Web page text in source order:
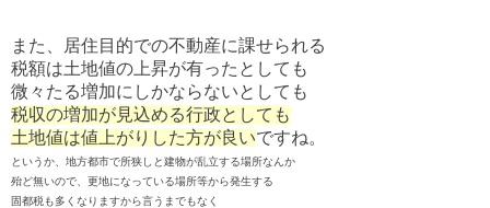
また、居住目的での不動産に課せられる
税額は土地値の上昇が有ったとしても
微々たる増加にしかならないとしても
税収の増加が見込める行政としても
土地値は値上がりした方が良いですね。
というか、地方都市で所狭しと建物が乱立する場所なんか
殆ど無いので、更地になっている場所等から発生する
固都税も多くなりますから言うまでもなく